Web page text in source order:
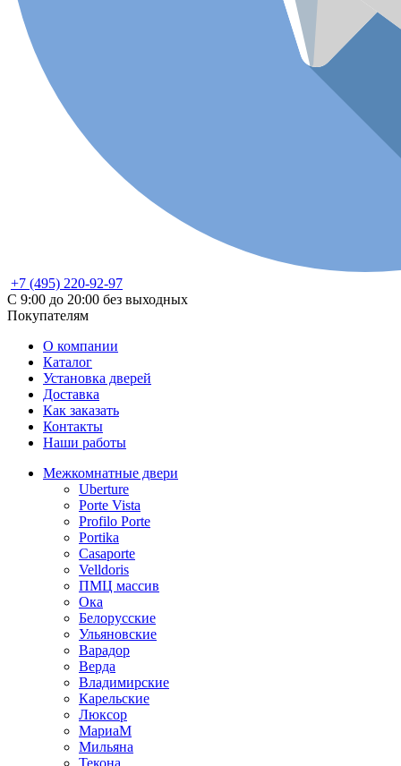
+7 (495) 220-92-97
С 9:00 до 20:00 без выходных
Покупателям
О компании
Каталог
Установка дверей
Доставка
Как заказать
Контакты
Наши работы
Межкомнатные двери
Uberture
Porte Vista
Profilo Porte
Portika
Casaporte
Velldoris
ПМЦ массив
Ока
Белорусские
Ульяновские
Варадор
Верда
Владимирские
Карельские
Люксор
МариаМ
Мильяна